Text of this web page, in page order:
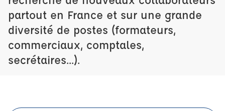
partout en France et sur une grande
diversité de postes (formateurs,
commerciaux, comptales,
secrétaires...).